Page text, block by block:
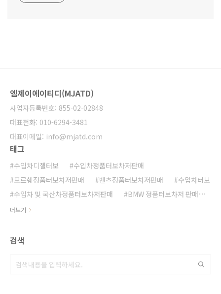
엠제이에이티디(MJATD)
사업자등록번호: 855-02-02848
대표전화: 010-6294-3481
대표이메일: info@mjatd.com
태그
수입차디젤터보
수입차정품터보차저판매
포르쉐정품터보차저판매
벤츠정품터보차저판매
수입차터보
수입차 및 국산차정품터보차저판매
BMW 정품터보차저 판매
BMW정품터보차저판매
수입 및 국산차정품터보차저판매
수입차정품터보차저 판매
디젤터보고장
더보기
검색